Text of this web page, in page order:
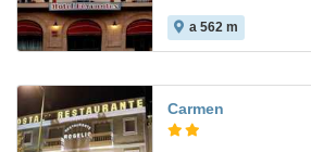
a 562 m
Carmen